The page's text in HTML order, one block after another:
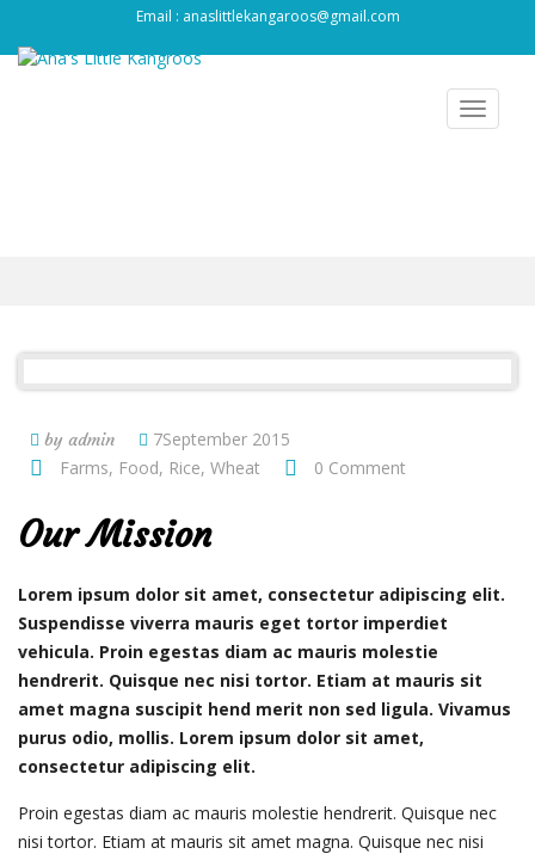
Email : anaslittlekangaroos@gmail.com
Toggle
by admin
7September 2015
Farms, Food, Rice, Wheat 0 Comment
Our Mission
Lorem ipsum dolor sit amet, consectetur adipiscing elit.
Suspendisse viverra mauris eget tortor imperdiet
vehicula. Proin egestas diam ac mauris molestie
hendrerit. Quisque nec nisi tortor. Etiam at mauris sit
amet magna suscipit hend merit non sed ligula. Vivamus
purus odio, mollis. Lorem ipsum dolor sit amet,
consectetur adipiscing elit.
Proin egestas diam ac mauris molestie hendrerit. Quisque nec
nisi tortor. Etiam at mauris sit amet magna. Quisque nec nisi